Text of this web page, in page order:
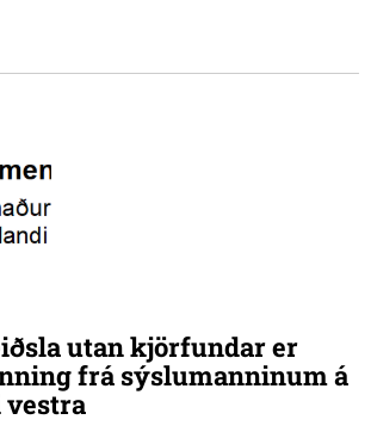
og Guðrún á Auðkúlu formaður
kr: 737.800 upp í kaup á
utan kjörfundar er
frá sýslumanninum á